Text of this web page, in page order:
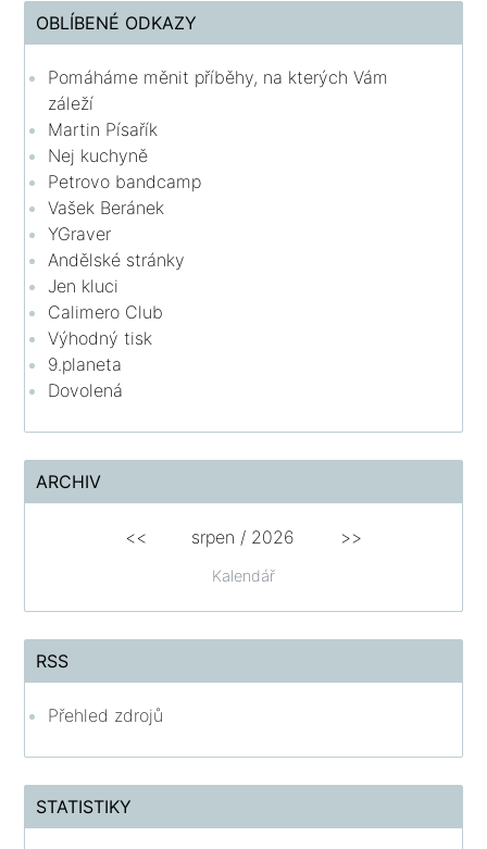
OBLÍBENÉ ODKAZY
Pomáháme měnit příběhy, na kterých Vám
záleží
Martin Písařík
Nej kuchyně
Petrovo bandcamp
Vašek Beránek
YGraver
Andělské stránky
Jen kluci
Calimero Club
Výhodný tisk
9.planeta
Dovolená
ARCHIV
Kalendář
<< srpen / 2026 >>
RSS
Přehled zdrojů
STATISTIKY